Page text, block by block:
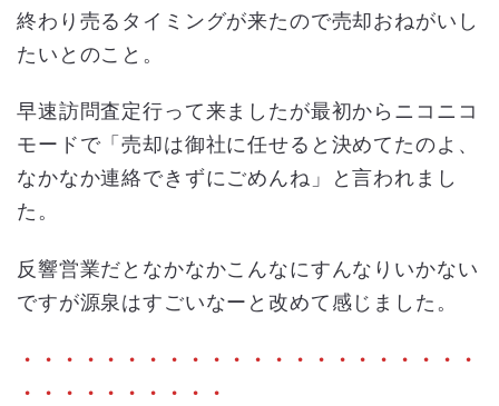
終わり売るタイミングが来たので売却おねがいし
たいとのこと。
早速訪問査定行って来ましたが最初からニコニコ
モードで「売却は御社に任せると決めてたのよ、
なかなか連絡できずにごめんね」と言われまし
た。
反響営業だとなかなかこんなにすんなりいかない
ですが源泉はすごいなーと改めて感じました。
・・・・・・・・・・・・・・・・・・・・・・
・・・・・・・・・・